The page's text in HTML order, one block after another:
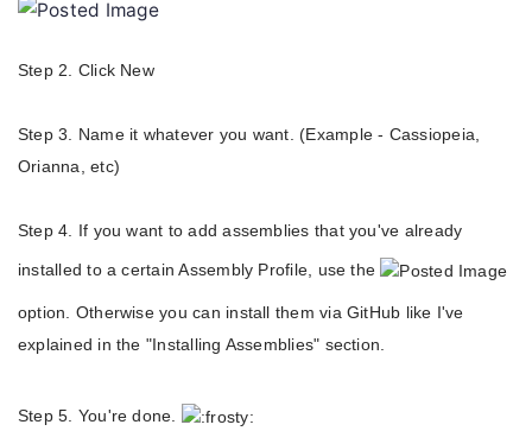
Step 2. Click New
Step 3. Name it whatever you want. (Example - Cassiopeia,
Orianna, etc)
Step 4. If you want to add assemblies that you've already
installed to a certain Assembly Profile, use the
option. Otherwise you can install them via GitHub like I've
explained in the "Installing Assemblies" section.
Step 5. You're done.